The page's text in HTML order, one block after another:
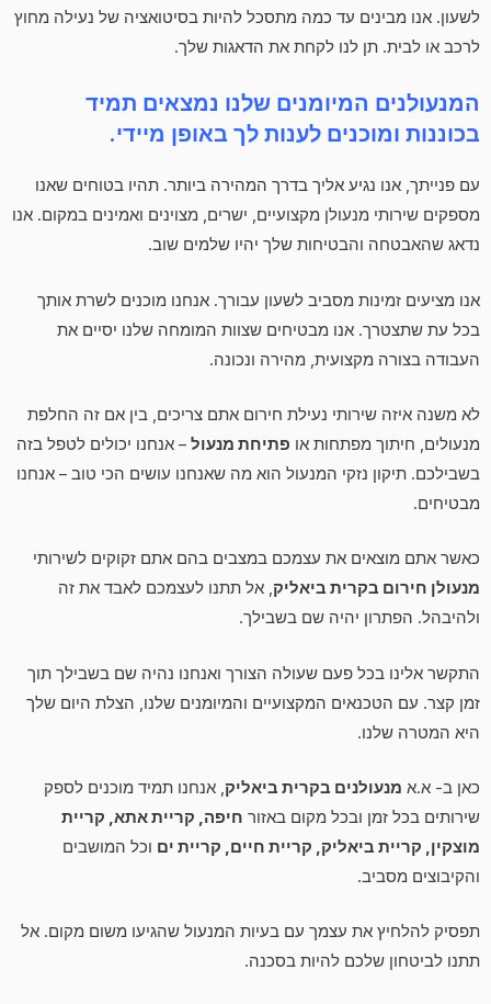
לשעון. אנו מבינים עד כמה מתסכל להיות בסיטואציה של נעילה מחוץ
לרכב או לבית. תן לנו לקחת את הדאגות שלך.
המנעולנים המיומנים שלנו נמצאים תמיד
בכוננות ומוכנים לענות לך באופן מיידי.
עם פנייתך, אנו נגיע אליך בדרך המהירה ביותר. תהיו בטוחים שאנו
מספקים שירותי מנעולן מקצועיים, ישרים, מצוינים ואמינים במקום. אנו
נדאג שהאבטחה והבטיחות שלך יהיו שלמים שוב.
אנו מציעים זמינות מסביב לשעון עבורך. אנחנו מוכנים לשרת אותך
בכל עת שתצטרך. אנו מבטיחים שצוות המומחה שלנו יסיים את
העבודה בצורה מקצועית, מהירה ונכונה.
לא משנה איזה שירותי נעילת חירום אתם צריכים, בין אם זה החלפת
מנעולים, חיתוך מפתחות או פתיחת מנעול – אנחנו יכולים לטפל בזה
בשבילכם. תיקון נזקי המנעול הוא מה שאנחנו עושים הכי טוב – אנחנו
מבטיחים.
כאשר אתם מוצאים את עצמכם במצבים בהם אתם זקוקים לשירותי
מנעולן חירום בקרית ביאליק, אל תתנו לעצמכם לאבד את זה
ולהיבהל. הפתרון יהיה שם בשבילך.
התקשר אלינו בכל פעם שעולה הצורך ואנחנו נהיה שם בשבילך תוך
זמן קצר. עם הטכנאים המקצועיים והמיומנים שלנו, הצלת היום שלך
היא המטרה שלנו.
כאן ב- א.א מנעולנים בקרית ביאליק, אנחנו תמיד מוכנים לספק
שירותים בכל זמן ובכל מקום באזור חיפה, קריית אתא, קריית
מוצקין, קריית ביאליק, קריית חיים, קריית ים וכל המושבים
והקיבוצים מסביב.
תפסיק להלחיץ את עצמך עם בעיות המנעול שהגיעו משום מקום. אל
תתנו לביטחון שלכם להיות בסכנה.